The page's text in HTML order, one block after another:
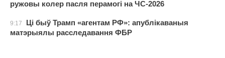
ружовы колер пасля перамогі на ЧС-2026
9:17
Ці быў Трамп «агентам РФ»: апублікаваныя
матэрыялы расследавання ФБР